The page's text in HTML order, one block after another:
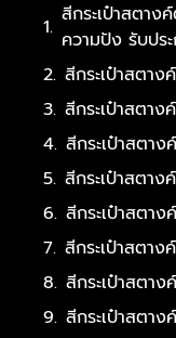
สีกระเป๋าสตา
ความปัง รับปร
สีกระเป๋าสตา
สีกระเป๋าสตา
สีกระเป๋าสตา
สีกระเป๋าสตา
สีกระเป๋าสตา
สีกระเป๋าสตา
สีกระเป๋าสตาง
สีกระเป๋าสตา